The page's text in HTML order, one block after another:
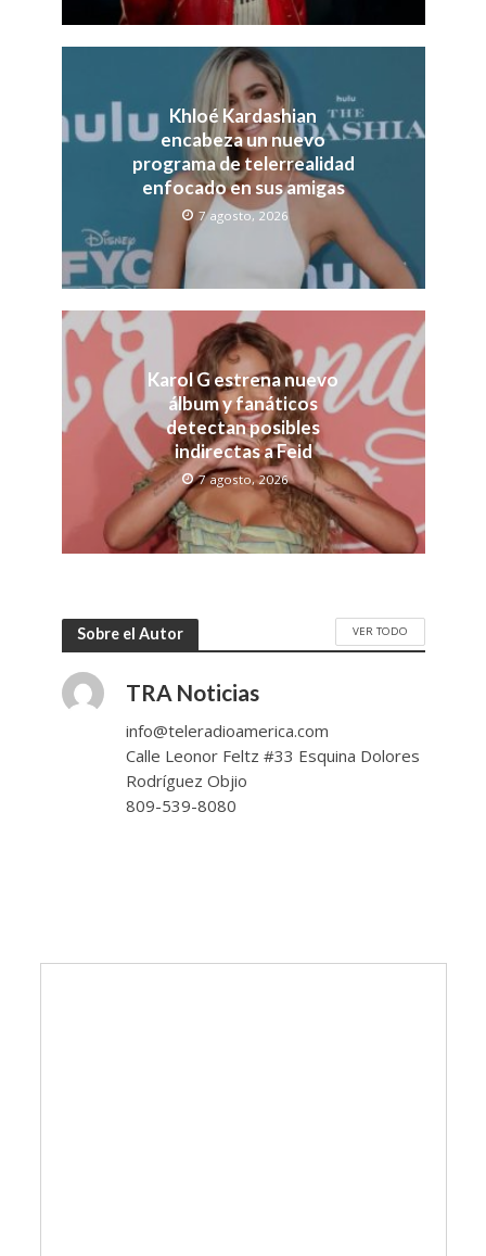
Khloé Kardashian
encabeza un nuevo
programa de telerrealidad
enfocado en sus amigas
7 agosto, 2026
Karol G estrena nuevo
álbum y fanáticos
detectan posibles
indirectas a Feid
7 agosto, 2026
Sobre el Autor VER TODO
TRA Noticias
info@teleradioamerica.com
Calle Leonor Feltz #33 Esquina Dolores
Rodríguez Objio
809-539-8080